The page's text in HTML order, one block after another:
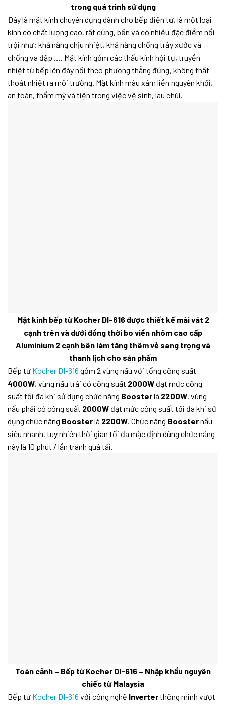
trong quá trình sử dụng
Đây là mặt kính chuyên dụng dành cho bếp điện từ, là một loại
kính có chất lượng cao, rất cứng, bền và có nhiều đặc điểm nổi
trội như: khả năng chịu nhiệt, khả năng chống trầy xước và
chống va đập …. Mặt kính gồm các thấu kính hội tụ, truyền
nhiệt từ bếp lên đáy nồi theo phương thẳng đứng, không thất
thoát nhiệt ra môi trường. Mặt kính màu xám liền nguyên khối,
an toàn, thẩm mỹ và tiện trong việc vệ sinh, lau chùi.
Mặt kính bếp từ Kocher DI-616 được thiết kế mài vát 2
cạnh trên và dưới đồng thời bo viền nhôm cao cấp
Aluminium 2 cạnh bên làm tăng thêm vẻ sang trọng và
thanh lịch cho sản phẩm
Bếp từ Kocher DI-616 gồm 2 vùng nấu với tổng công suất
4000W, vùng nấu trái có công suất 2000W đạt mức công
suất tối đa khi sử dụng chức năng Boosterlà 2200W, vùng
nấu phải có công suất 2000W đạt mức công suất tối đa khi sử
dụng chức năng Boosterlà 2200W . Chức năng Boosternấu
siêu nhanh, tuy nhiên thời gian tối đa mặc định dùng chức năng
này là 10 phút / lần tránh quá tải.
Toàn cảnh – Bếp từ Kocher DI-616 – Nhập khẩu nguyên
chiếc từ Malaysia
Bếp từ Kocher DI-616 với công nghệ Inverterthông minh vượt